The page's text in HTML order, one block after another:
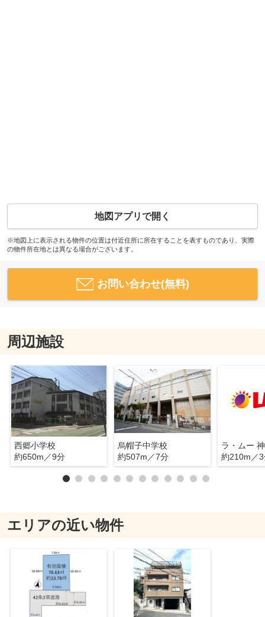
地図アプリで開く
※地図上に表示される物件の位置は付近住所に所在することを表すものであり、実際
の物件所在地とは異なる場合がございます。
お問い合わせ(無料)
周辺施設
西郷小学校
約650m／9分
烏帽子中学校
約507m／7分
ラ・ムー
約210m／
エリアの近い物件